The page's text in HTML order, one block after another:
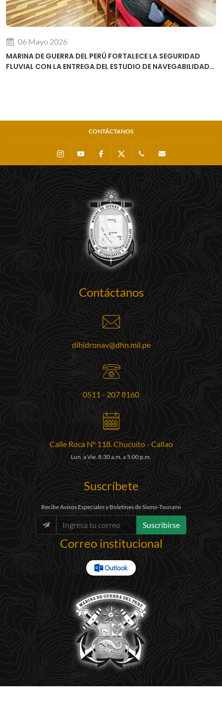
06 Mayo 2026
MARINA DE GUERRA DEL PERÚ FORTALECE LA SEGURIDAD
FLUVIAL CON LA ENTREGA DEL ESTUDIO DE NAVEGABILIDAD
CONTÁCTANOS
InstagramYoutube Facebook 0511 - 207 8160
Contáctanos
dihidronav@dhn.mil.pe
0511 - 207 8160
Calle Roca N° 118. Chucuito - Callao
Lun. a Vie. 8:30 a.m. a 5:00 p.m.
Suscríbete
Recibe Avisos Especiales y Boletines de Sismo-Tsunami
Suscribirse
Correo institucional